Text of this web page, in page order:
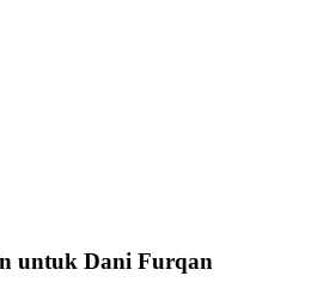
untuk Dani Furqan